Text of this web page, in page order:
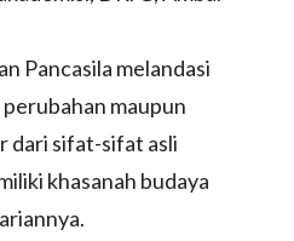
Pancasila melandasi
maupun
dari sifat-sifat asli
khasanah budaya